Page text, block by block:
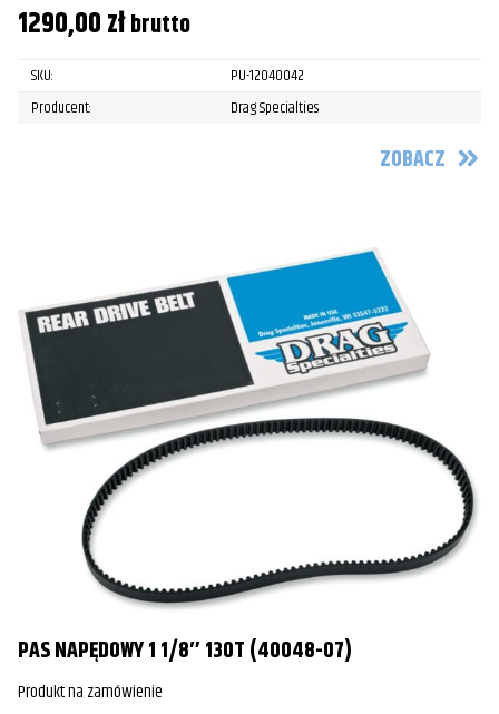
1290,00złbrutto
SKU:
PU-12040042
Producent:
Drag Specialties
ZOBACZ
PAS NAPĘDOWY 1 1/8″ 130T (40048-07)
Produkt na zamówienie